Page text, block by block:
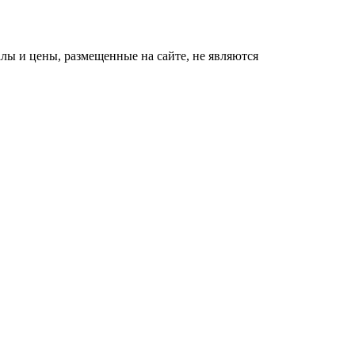
и цены, размещенные на сайте, не являются